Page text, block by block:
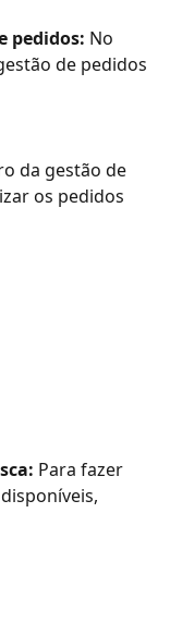
pedidos: No
de pedidos
da gestão de
os pedidos
Para fazer